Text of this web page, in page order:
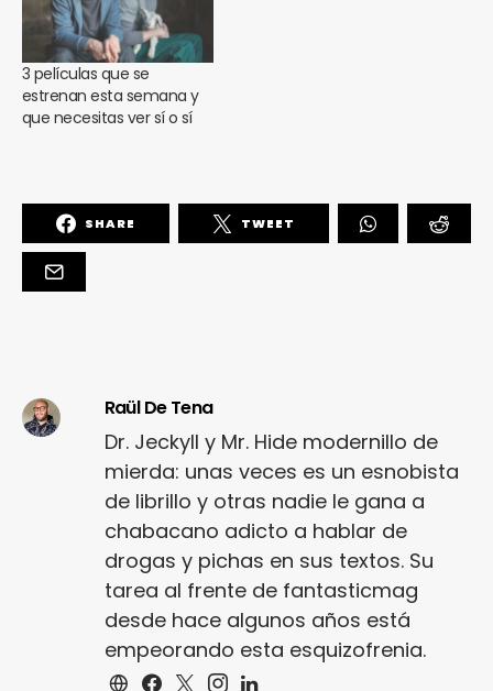
3 películas que se
estrenan esta semana y
que necesitas ver sí o sí
SHARE TWEET
Raül De Tena
Dr. Jeckyll y Mr. Hide modernillo de
mierda: unas veces es un esnobista
de librillo y otras nadie le gana a
chabacano adicto a hablar de
drogas y pichas en sus textos. Su
tarea al frente de fantasticmag
desde hace algunos años está
empeorando esta esquizofrenia.